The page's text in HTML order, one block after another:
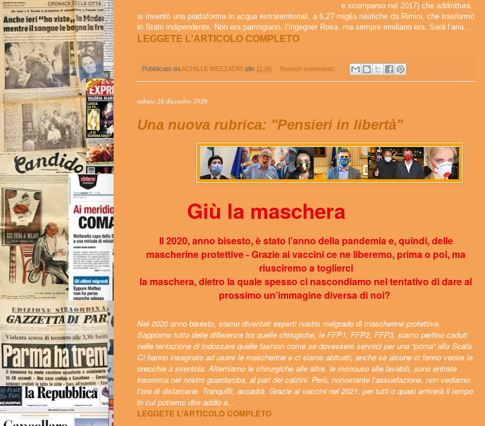
e scomparso nel 2017) che addirittura
si inventò una piattaforma in acqua extraterritoriali, a 6,27 miglia nautiche da Rimini, che trasformò
in Stato indipendente. Non era parmigiano, l’ingegner Rosa, ma sempre emiliano era. Sarà l’aria…
LEGGETE L'ARTICOLO COMPLETO
Pubblicato daACHILLE MEZZADRI alle 11:06 Nessun commento:
sabato 26 dicembre 2020
Una nuova rubrica: "Pensieri in libertà"
Giù la maschera
Il 2020, anno bisesto, è stato l’anno della pandemia e, quindi, delle
mascherine protettive - Grazie ai vaccini ce ne liberemo, prima o poi, ma
riusciremo a toglierci
la maschera, dietro la quale spesso ci nascondiamo nel tentativo di dare al
prossimo un’immagine diversa di noi?
Nel 2020 anno bisesto, siamo diventati esperti nostro malgrado di mascherine protettive.
Sappiamo tutto delle differenze tra quelle chirugiche, le FFP1, FFP2, FFP3, siamo perfino caduti
nelle tentazione di indossare quelle fashion come se dovessero servirci per una “prima” alla Scala.
Ci hanno insegnato ad usare le mascherine e ci siamo abituati, anche se alcune ci fanno venire le
orecchie a sventola. Alterniamo le chirurgiche alle altre, le monouso alle lavabili, sono entrate
insomma nel nostro guardaroba, al pari dei calzini. Però, nonostante l’assuefazione, non vediamo
l’ora di disfarcene. Tranquilli, accadrà. Grazie al vaccini nel 2021, per tutti o quasi arriverà il tempo
in cui potremo dire addio a...
LEGGETE L'ARTICOLO COMPLETO